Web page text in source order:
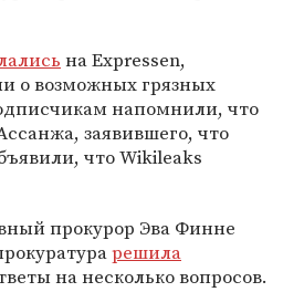
на Expressen,
о возможных грязных
напомнили, что
заявившего, что
что Wikileaks
прокурор Эва Финне
решила
на несколько вопросов.